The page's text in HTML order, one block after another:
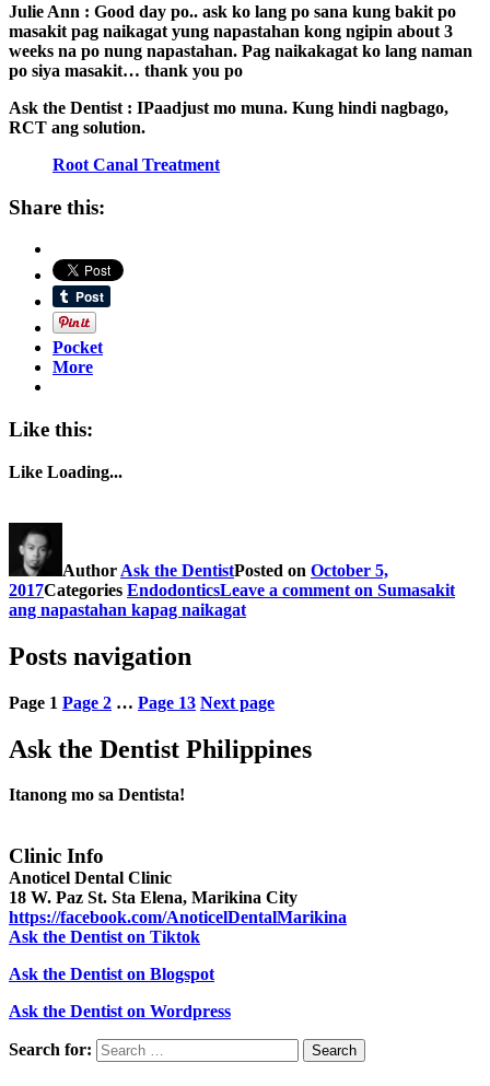
Julie Ann : Good day po.. ask ko lang po sana kung bakit po
masakit pag naikagat yung napastahan kong ngipin about 3
weeks na po nung napastahan. Pag naikakagat ko lang naman
po siya masakit… thank you po
Ask the Dentist : IPaadjust mo muna. Kung hindi nagbago,
RCT ang solution.
Root Canal Treatment
Share this:
Pocket
More
Like this:
Like Loading...
Author Ask the DentistPosted on October 5,
2017Categories EndodonticsLeave a comment on Sumasakit
ang napastahan kapag naikagat
Posts navigation
Page 1 Page 2 … Page 13 Next page
Ask the Dentist Philippines
Itanong mo sa Dentista!
Clinic Info
Anoticel Dental Clinic
18 W. Paz St. Sta Elena, Marikina City
https://facebook.com/AnoticelDentalMarikina
Ask the Dentist on Tiktok
Ask the Dentist on Blogspot
Ask the Dentist on Wordpress
Search for: Search